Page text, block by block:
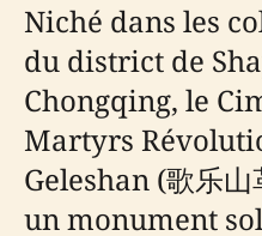
Niché dans les
du district de
Chongqing, le
Martyrs
Geleshan (歌乐
un monument